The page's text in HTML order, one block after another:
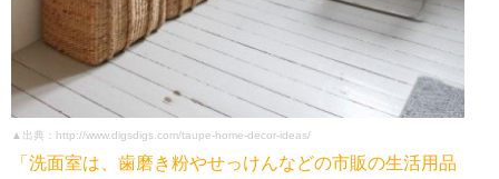
▲出典：http://www.digsdigs.com/taupe-home-decor-ideas/
「洗面室は、歯磨き粉やせっけんなどの市販の生活用品